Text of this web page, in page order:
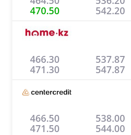
470.50
542.20
466.30
471.30
537.87
547.87
466.50
471.50
538.00
544.00